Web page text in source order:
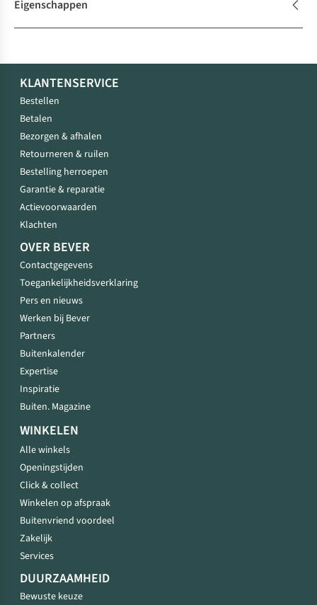
Eigenschappen
KLANTENSERVICE
Bestellen
Betalen
Bezorgen & afhalen
Retourneren & ruilen
Bestelling herroepen
Garantie & reparatie
Actievoorwaarden
Klachten
OVER BEVER
Contactgegevens
Toegankelijkheidsverklaring
Pers en nieuws
Werken bij Bever
Partners
Buitenkalender
Expertise
Inspiratie
Buiten. Magazine
WINKELEN
Alle winkels
Openingstijden
Click & collect
Winkelen op afspraak
Buitenvriend voordeel
Zakelijk
Services
DUURZAAMHEID
Bewuste keuze